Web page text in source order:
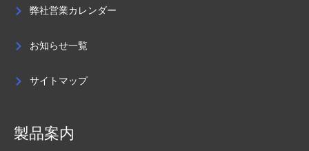
弊社営業カレンダー
お知らせ一覧
サイトマップ
製品案内